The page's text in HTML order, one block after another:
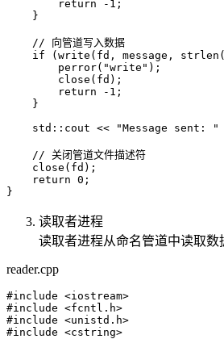
        return -1;
    }
    // 向管道写入数据
if (write(fd, message,
        perror("write");
        close(fd);
        return -1;
    }
std::cout << "Message sent:
    // 关闭管道文件描述符
    close(fd);
    return 0;
读取者进程
读取者进程从命名管道中读取数
reader.cpp
#include <iostream>
#include <fcntl.h>
#include <unistd.h>
#include <cstring>